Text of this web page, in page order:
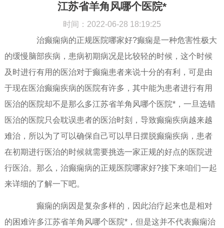
江苏省羊角风哪个医院*
时间：2022-06-28 18:19:25
治癫痫病的正规医院哪家好?癫痫是一种危害性极大
的缓慢脑部疾病，患病初期病况是比较轻的时候，这个时候
及时进行有用的医治对于癫痫患者来说十分的有利，可是由
于现在医治癫痫疾病的医院有许多，其中能为患者进行有用
医治的医院却不是那么多江苏省羊角风哪个医院*，一旦选错
医治的医院只会耽误患者的医治时刻，导致癫痫疾病越来越
难治，所以为了可以确保自己可以早日摆脱癫痫疾病，患者
在初期进行医治的时候就需要挑选一家正规的好点的医院进
行医治。那么，治癫痫病的正规医院哪家好?接下来咱们一起
来详细的了解一下吧。
癫痫的病因是复杂多样的，因此治疗起来也是相对
的困难许多江苏省羊角风哪个医院*，但是这并不代表癫痫治